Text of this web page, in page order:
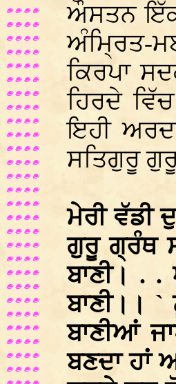
ਔਸਤਨ ਇੱਕ
ਅੰਮ੍ਰਿਤ-
ਕਿਰਪਾ
ਹਿਰਦੇ
ਇਹੀ
ਸਤਿਗੁਰੂ
ਮੇਰੀ ਵੱਡੀ
ਗੁਰੂ ਗ੍ਰੰਥ
ਬਾਣੀ। .
ਬਾਣੀ।।
ਬਾਣੀਆਂ
ਬਣਦਾ ਹਾਂ